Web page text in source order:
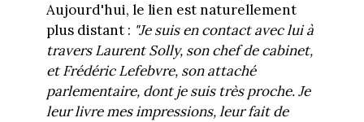
Aujourd'hui, le lien est naturellement
plus distant : "Je suis en contact avec lui à
travers Laurent Solly, son chef de cabinet,
et Frédéric Lefebvre, son attaché
parlementaire, dont je suis très proche. Je
leur livre mes impressions, leur fait de